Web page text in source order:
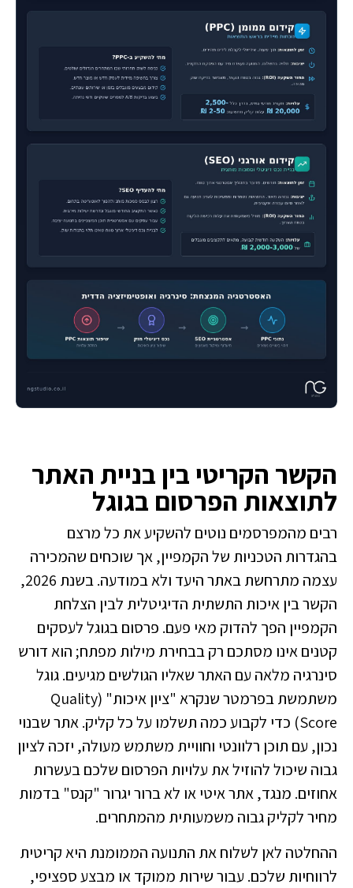
הקשר הקריטי בין בניית האתר
לתוצאות הפרסום בגוגל
רבים מהמפרסמים נוטים להשקיע את כל מרצם
בהגדרות הטכניות של הקמפיין, אך שוכחים שהמכירה
עצמה מתרחשת באתר היעד ולא במודעה. בשנת 2026,
הקשר בין איכות התשתית הדיגיטלית לבין הצלחת
הקמפיין הפך להדוק מאי פעם. פרסום בגוגל לעסקים
קטנים אינו מסתכם רק בבחירת מילות מפתח; הוא דורש
סינרגיה מלאה עם האתר שאליו הגולשים מגיעים. גוגל
משתמשת בפרמטר שנקרא "ציון איכות" (Quality
Score) כדי לקבוע כמה תשלמו על כל קליק. אתר שבנוי
נכון, עם תוכן רלוונטי וחוויית משתמש מעולה, יזכה לציון
גבוה שיכול להוזיל את עלויות הפרסום שלכם בעשרות
אחוזים. מנגד, אתר איטי או לא ברור יגרור "קנס" בדמות
מחיר לקליק גבוה משמעותית מהמתחרים.
ההחלטה לאן לשלוח את התנועה הממומנת היא קריטית
לרווחיות שלכם. עבור שירות ממוקד או מבצע ספציפי,